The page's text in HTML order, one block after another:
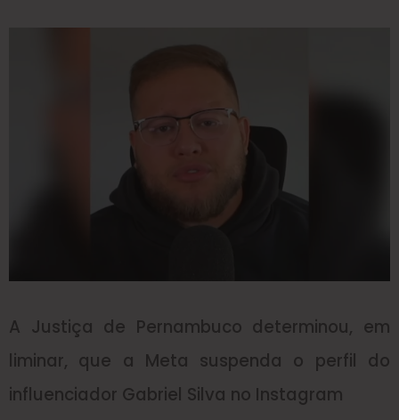
A Justiça de Pernambuco determinou, em
liminar, que a Meta suspenda o perfil do
influenciador Gabriel Silva no Instagram